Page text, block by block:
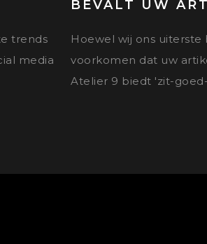
trends
media
BEVALT UW
Hoewel wij ons
voorkomen dat uw
Atelier 9 biedt 'zit-